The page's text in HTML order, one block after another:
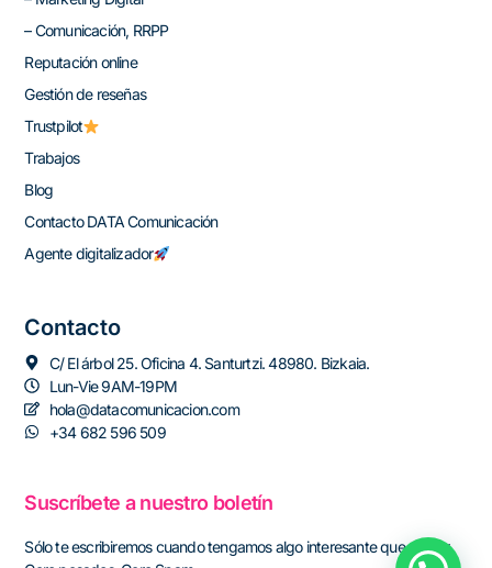
– Comunicación, RRPP
Reputación online
Gestión de reseñas
Trustpilot
Trabajos
Blog
Contacto DATA Comunicación
Agente digitalizador
Contacto
C/ El árbol 25. Oficina 4. Santurtzi. 48980. Bizkaia.
Lun-Vie 9AM-19PM
hola@datacomunicacion.com
+34 682 596 509
Suscríbete a nuestro boletín
Sólo te escribiremos cuando tengamos algo interesante que contar.